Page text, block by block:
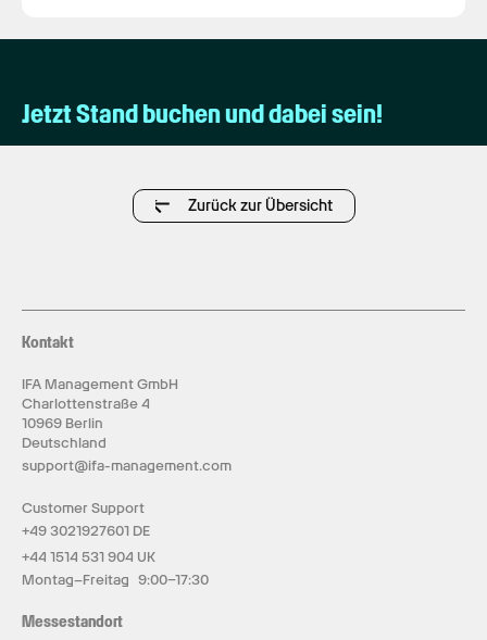
Jetzt Stand buchen und dabei sein!
Zurück zur Übersicht
Kontakt
IFA Management GmbH
Charlottenstraße 4
10969 Berlin
Deutschland
support@ifa-management.com
Customer Support
+49 3021927601 DE
+44 1514 531 904 UK
Montag–Freitag 9:00–17:30
Messestandort